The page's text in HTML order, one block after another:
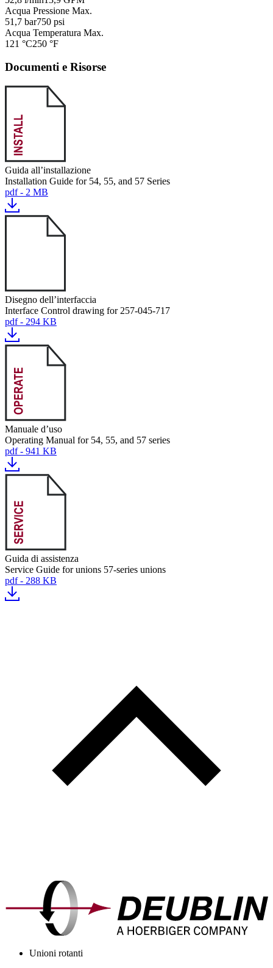
Acqua Pressione Max.
51,7 bar750 psi
Acqua Temperatura Max.
121 °C250 °F
Documenti e Risorse
Guida all’installazione
Installation Guide for 54, 55, and 57 Series
pdf - 2 MB
Disegno dell’interfaccia
Interface Control drawing for 257-045-717
pdf - 294 KB
Manuale d’uso
Operating Manual for 54, 55, and 57 series
pdf - 941 KB
Guida di assistenza
Service Guide for unions 57-series unions
pdf - 288 KB
Unioni rotanti